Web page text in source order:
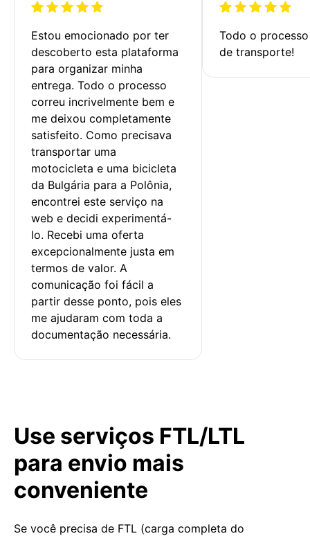
Estou emocionado por ter
descoberto esta plataforma
para organizar minha
entrega. Todo o processo
correu incrivelmente bem e
me deixou completamente
satisfeito. Como precisava
transportar uma
motocicleta e uma bicicleta
da Bulgária para a Polônia,
encontrei este serviço na
web e decidi experimentá-
lo. Recebi uma oferta
excepcionalmente justa em
termos de valor. A
comunicação foi fácil a
partir desse ponto, pois eles
me ajudaram com toda a
documentação necessária.
Todo o
de transporte!
Use serviços FTL/LTL
para envio mais
conveniente
Se você precisa de FTL (carga completa do